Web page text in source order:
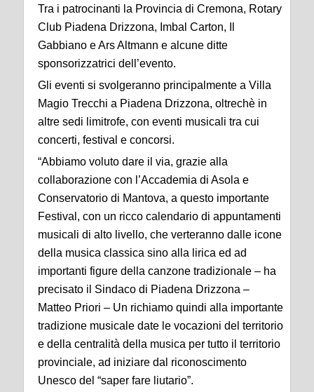
Tra i patrocinanti la Provincia di Cremona, Rotary
Club Piadena Drizzona, Imbal Carton, Il
Gabbiano e Ars Altmann e alcune ditte
sponsorizzatrici dell’evento.
Gli eventi si svolgeranno principalmente a Villa
Magio Trecchi a Piadena Drizzona, oltrechè in
altre sedi limitrofe, con eventi musicali tra cui
concerti, festival e concorsi.
“Abbiamo voluto dare il via, grazie alla
collaborazione con l’Accademia di Asola e
Conservatorio di Mantova, a questo importante
Festival, con un ricco calendario di appuntamenti
musicali di alto livello, che verteranno dalle icone
della musica classica sino alla lirica ed ad
importanti figure della canzone tradizionale – ha
precisato il Sindaco di Piadena Drizzona –
Matteo Priori – Un richiamo quindi alla importante
tradizione musicale date le vocazioni del territorio
e della centralità della musica per tutto il territorio
provinciale, ad iniziare dal riconoscimento
Unesco del “saper fare liutario”.